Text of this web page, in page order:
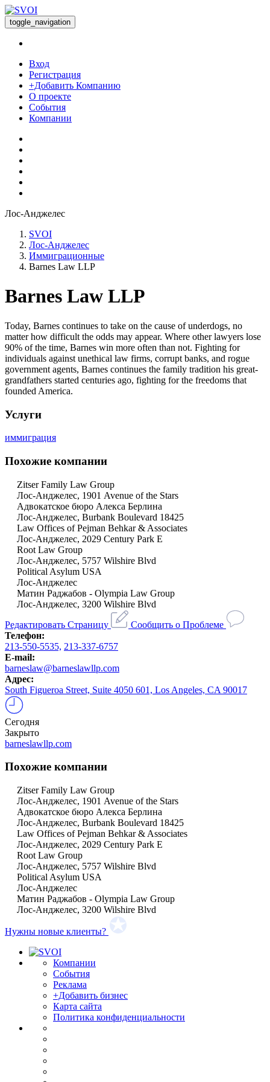
toggle_navigation
Вход
Регистрация
+Добавить Компанию
О проекте
События
Компании
Лос-Анджелес
SVOI
Лос-Анджелес
Иммиграционные
Barnes Law LLP
Barnes Law LLP
Today, Barnes continues to take on the cause of underdogs, no
matter how difficult the odds may appear. Where other lawyers lose
90% of the time, Barnes win more often than not. Fighting for
individuals against unethical law firms, corrupt banks, and rogue
government agents, Barnes continues the family tradition his great-
grandfathers started centuries ago, fighting for the freedoms that
founded America.
Услуги
иммиграция
Похожие компании
Zitser Family Law Group
Лос-Анджелес, 1901 Avenue of the Stars
Адвокатское бюро Алекса Берлина
Лос-Анджелес, Burbank Boulevard 18425
Law Offices of Pejman Behkar & Associates
Лос-Анджелес, 2029 Century Park E
Root Law Group
Лос-Анджелес, 5757 Wilshire Blvd
Political Asylum USA
Лос-Анджелес
Матин Раджабов - Olympia Law Group
Лос-Анджелес, 3200 Wilshire Blvd
Редактировать Страницу
Сообщить о Проблеме
Телефон:
213-550-5535, 213-337-6757
E-mail:
barneslaw@barneslawllp.com
Адрес:
South Figueroa Street, Suite 4050 601, Los Angeles, CA 90017
Сегодня
Закрыто
barneslawllp.com
Похожие компании
Zitser Family Law Group
Лос-Анджелес, 1901 Avenue of the Stars
Адвокатское бюро Алекса Берлина
Лос-Анджелес, Burbank Boulevard 18425
Law Offices of Pejman Behkar & Associates
Лос-Анджелес, 2029 Century Park E
Root Law Group
Лос-Анджелес, 5757 Wilshire Blvd
Political Asylum USA
Лос-Анджелес
Матин Раджабов - Olympia Law Group
Лос-Анджелес, 3200 Wilshire Blvd
Нужны новые клиенты?
Компании
События
Реклама
+Добавить бизнес
Карта сайта
Политика конфиденциальности